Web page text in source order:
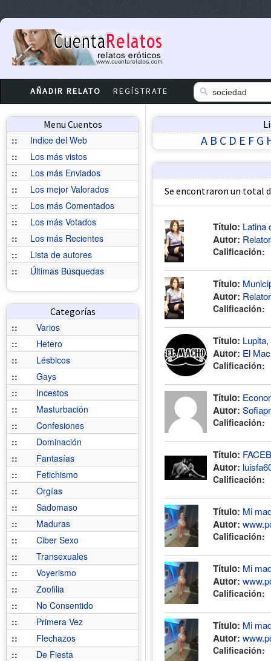
AÑADIR RELATO REGÍSTRATE
Menu Cuentos
::
Indice del Web
::
Los más vistos
::
Los más Enviados
::
Los mejor Valorados
::
Los más Comentados
::
Los más Votados
::
Los más Recientes
::
Lista de autores
::
Últimas Búsquedas
Categorías
::
Varios
::
Hetero
::
Lésbicos
::
Gays
::
Incestos
::
Masturbación
::
Confesiones
::
Dominación
::
Fantasías
::
Fetichismo
::
Orgías
::
Sadomaso
::
Maduras
::
Ciber Sexo
::
Transexuales
::
Voyerismo
::
Zoofilia
::
No Consentido
::
Primera Vez
::
Flechazos
::
De Fiesta
A B C D E F G
Se encontraron un total
Título: Latina
Autor:
Calificación:
Título:
Autor:
Calificación:
Título:
Autor: El
Calificación:
Título:
Autor:
Calificación:
Título:
Autor:
Calificación:
Título: Mi
Autor:
Calificación:
Título: Mi
Autor:
Calificación:
Título: Mi
Autor:
Calificación: